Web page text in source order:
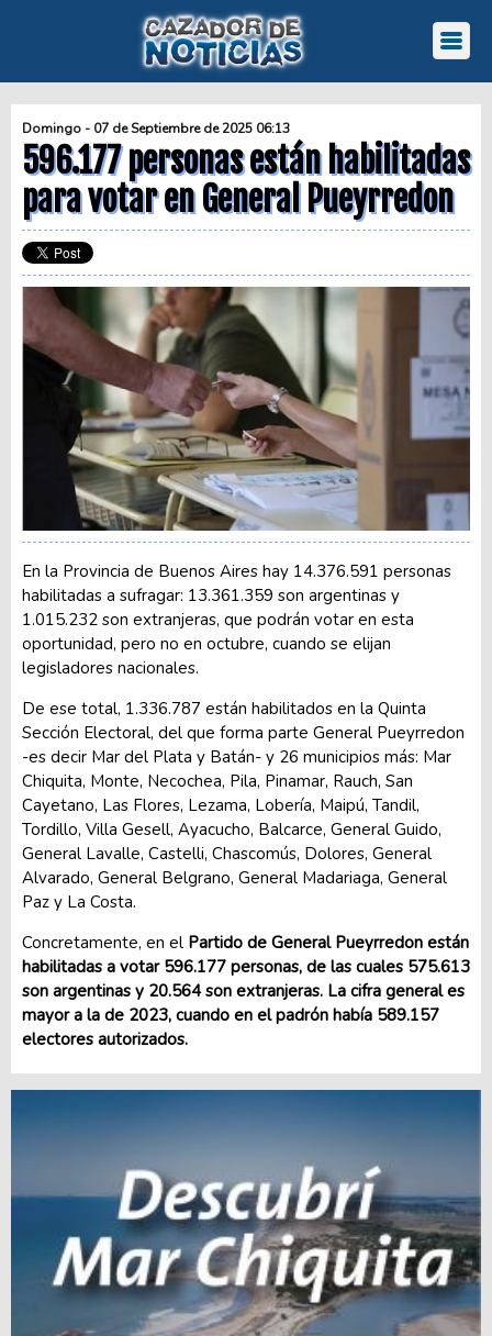
Domingo - 07 de Septiembre de 2025 06:13
596.177 personas están habilitadas
para votar en General Pueyrredon
En la Provincia de Buenos Aires hay 14.376.591 personas
habilitadas a sufragar: 13.361.359 son argentinas y
1.015.232 son extranjeras, que podrán votar en esta
oportunidad, pero no en octubre, cuando se elijan
legisladores nacionales.
De ese total, 1.336.787 están habilitados en la Quinta
Sección Electoral, del que forma parte General Pueyrredon
-es decir Mar del Plata y Batán- y 26 municipios más: Mar
Chiquita, Monte, Necochea, Pila, Pinamar, Rauch, San
Cayetano, Las Flores, Lezama, Lobería, Maipú, Tandil,
Tordillo, Villa Gesell, Ayacucho, Balcarce, General Guido,
General Lavalle, Castelli, Chascomús, Dolores, General
Alvarado, General Belgrano, General Madariaga, General
Paz y La Costa.
Concretamente, en el Partido de General Pueyrredon están
habilitadas a votar 596.177 personas, de las cuales 575.613
son argentinas y 20.564 son extranjeras. La cifra general es
mayor a la de 2023, cuando en el padrón había 589.157
electores autorizados.